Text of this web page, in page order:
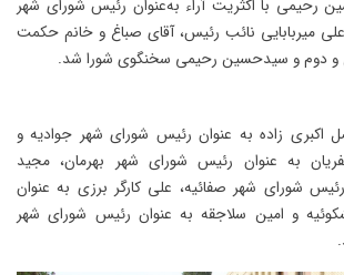
رحیمی با اکثریت آراء به‌عنوان رئیس شورای شهر
میربابایی نائب رئیس، آقای صباغ و خانم حکمت
و دوم و سیدحسین رحیمی سخنگوی شورا شد.
اکبری زاده به عنوان رئیس شورای شهر جوادیه و
به عنوان رئیس شورای شهر بهرمان، مجید
شورای شهر صفائیه، علی کارگر برزی به عنوان
و امین سلاجقه به عنوان رئیس شورای شهر